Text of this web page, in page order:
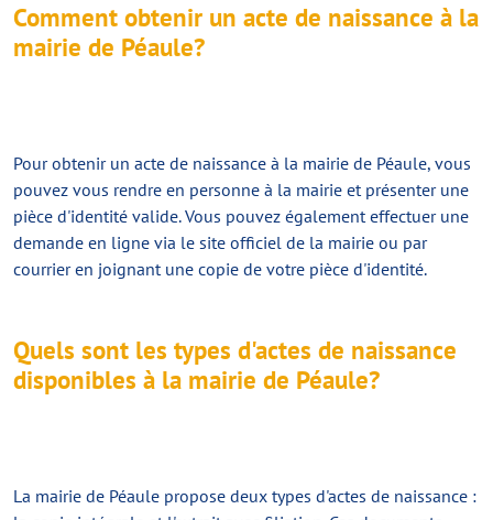
Comment obtenir un acte de naissance à la
mairie de Péaule?
Pour obtenir un acte de naissance à la mairie de Péaule, vous
pouvez vous rendre en personne à la mairie et présenter une
pièce d'identité valide. Vous pouvez également effectuer une
demande en ligne via le site officiel de la mairie ou par
courrier en joignant une copie de votre pièce d'identité.
Quels sont les types d'actes de naissance
disponibles à la mairie de Péaule?
La mairie de Péaule propose deux types d'actes de naissance :